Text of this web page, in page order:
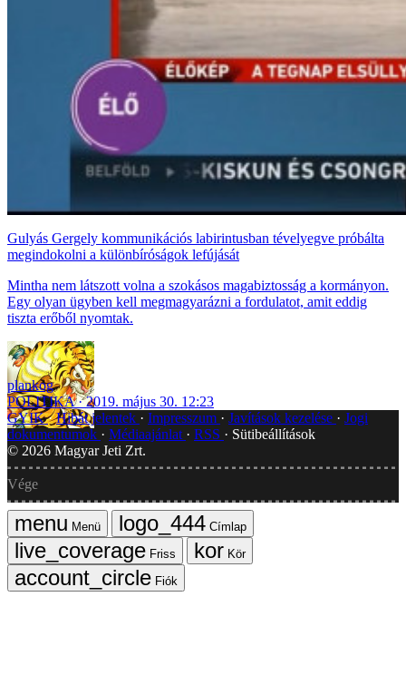
Gulyás Gergely kommunikációs labirintusban tévelyegve próbálta
megindokolni a különbíróságok lefújását
Mintha nem látszott volna a szokásos magabiztosság a kormányon.
Egy olyan ügyben kell megmagyarázni a fordulatot, amit eddig
tiszta erőből nyomtak.
plankog
POLITIKA
2019. május 30. 12:23
GYIK Hibát jelentek Impresszum Javítások kezelése
Jogi
dokumentumok
Médiaajánlat RSS
Sütibeállítások
© 2026 Magyar Jeti Zrt.
Vége
Menü
Címlap
Friss
Kör
Fiók